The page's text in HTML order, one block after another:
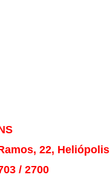
22, Heliópolis
/ 2700